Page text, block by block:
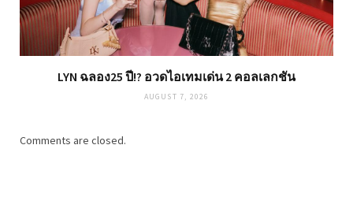
LYN ฉลอง25 ปี!? อวดไอเทมเด่น 2 คอลเลกชัน
AUGUST 7, 2026
Comments are closed.